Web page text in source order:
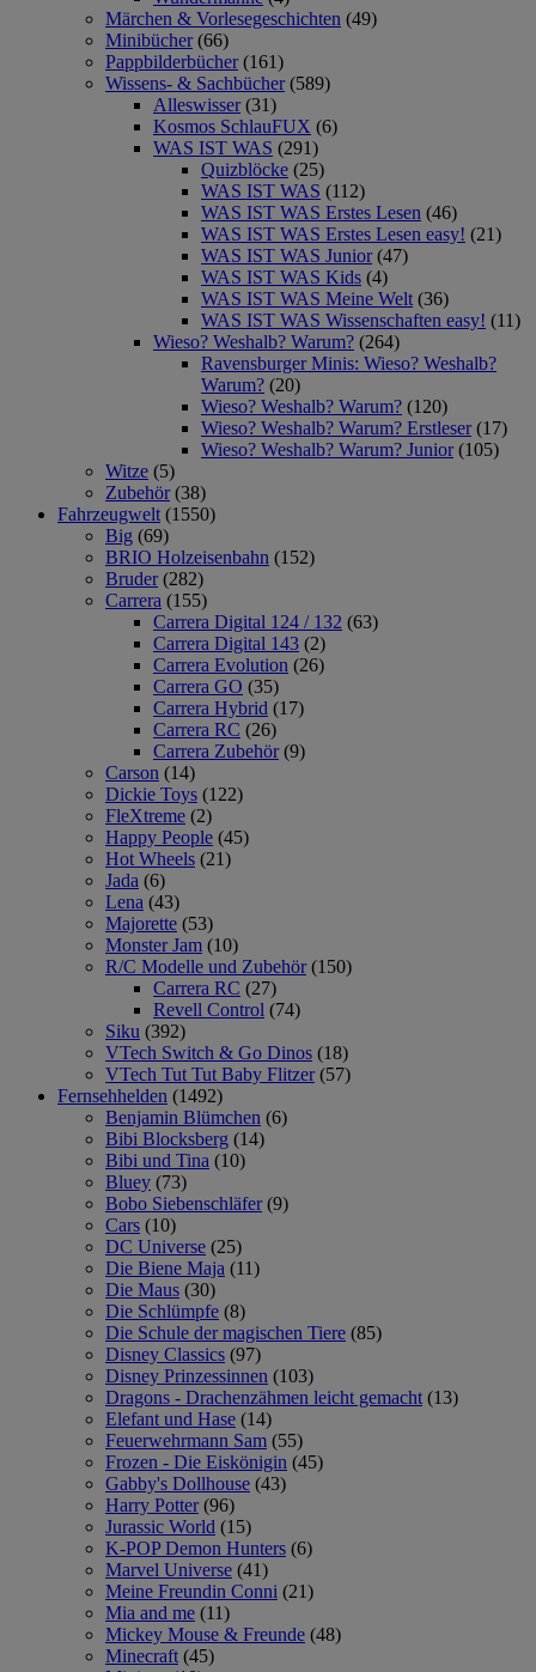
Märchen & Vorlesegeschichten (49)
Minibücher (66)
Pappbilderbücher (161)
Wissens- & Sachbücher (589)
Alleswisser (31)
Kosmos SchlauFUX (6)
WAS IST WAS (291)
Quizblöcke (25)
WAS IST WAS (112)
WAS IST WAS Erstes Lesen (46)
WAS IST WAS Erstes Lesen easy! (21)
WAS IST WAS Junior (47)
WAS IST WAS Kids (4)
WAS IST WAS Meine Welt (36)
WAS IST WAS Wissenschaften easy! (11)
Wieso? Weshalb? Warum? (264)
Ravensburger Minis: Wieso? Weshalb?
Warum? (20)
Wieso? Weshalb? Warum? (120)
Wieso? Weshalb? Warum? Erstleser (17)
Wieso? Weshalb? Warum? Junior (105)
Witze (5)
Zubehör (38)
Fahrzeugwelt (1550)
Big (69)
BRIO Holzeisenbahn (152)
Bruder (282)
Carrera (155)
Carrera Digital 124 / 132 (63)
Carrera Digital 143 (2)
Carrera Evolution (26)
Carrera GO (35)
Carrera Hybrid (17)
Carrera RC (26)
Carrera Zubehör (9)
Carson (14)
Dickie Toys (122)
FleXtreme (2)
Happy People (45)
Hot Wheels (21)
Jada (6)
Lena (43)
Majorette (53)
Monster Jam (10)
R/C Modelle und Zubehör (150)
Carrera RC (27)
Revell Control (74)
Siku (392)
VTech Switch & Go Dinos (18)
VTech Tut Tut Baby Flitzer (57)
Fernsehhelden (1492)
Benjamin Blümchen (6)
Bibi Blocksberg (14)
Bibi und Tina (10)
Bluey (73)
Bobo Siebenschläfer (9)
Cars (10)
DC Universe (25)
Die Biene Maja (11)
Die Maus (30)
Die Schlümpfe (8)
Die Schule der magischen Tiere (85)
Disney Classics (97)
Disney Prinzessinnen (103)
Dragons - Drachenzähmen leicht gemacht (13)
Elefant und Hase (14)
Feuerwehrmann Sam (55)
Frozen - Die Eiskönigin (45)
Gabby's Dollhouse (43)
Harry Potter (96)
Jurassic World (15)
K-POP Demon Hunters (6)
Marvel Universe (41)
Meine Freundin Conni (21)
Mia and me (11)
Mickey Mouse & Freunde (48)
Minecraft (45)